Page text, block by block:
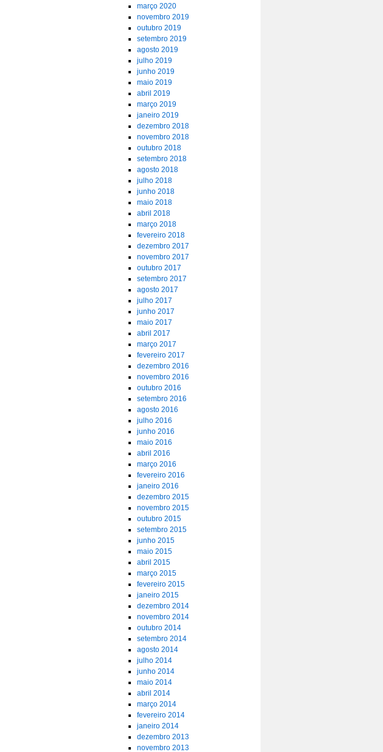
março 2020
novembro 2019
outubro 2019
setembro 2019
agosto 2019
julho 2019
junho 2019
maio 2019
abril 2019
março 2019
janeiro 2019
dezembro 2018
novembro 2018
outubro 2018
setembro 2018
agosto 2018
julho 2018
junho 2018
maio 2018
abril 2018
março 2018
fevereiro 2018
dezembro 2017
novembro 2017
outubro 2017
setembro 2017
agosto 2017
julho 2017
junho 2017
maio 2017
abril 2017
março 2017
fevereiro 2017
dezembro 2016
novembro 2016
outubro 2016
setembro 2016
agosto 2016
julho 2016
junho 2016
maio 2016
abril 2016
março 2016
fevereiro 2016
janeiro 2016
dezembro 2015
novembro 2015
outubro 2015
setembro 2015
junho 2015
maio 2015
abril 2015
março 2015
fevereiro 2015
janeiro 2015
dezembro 2014
novembro 2014
outubro 2014
setembro 2014
agosto 2014
julho 2014
junho 2014
maio 2014
abril 2014
março 2014
fevereiro 2014
janeiro 2014
dezembro 2013
novembro 2013